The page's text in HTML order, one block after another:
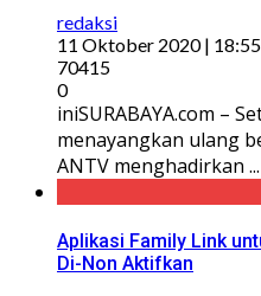
redaksi
11 Oktober 2020 | 18:55
70415
0
iniSURABAYA.com –
menayangkan ulang
ANTV menghadirkan ...
Aplikasi Family Link
Di-Non Aktifkan